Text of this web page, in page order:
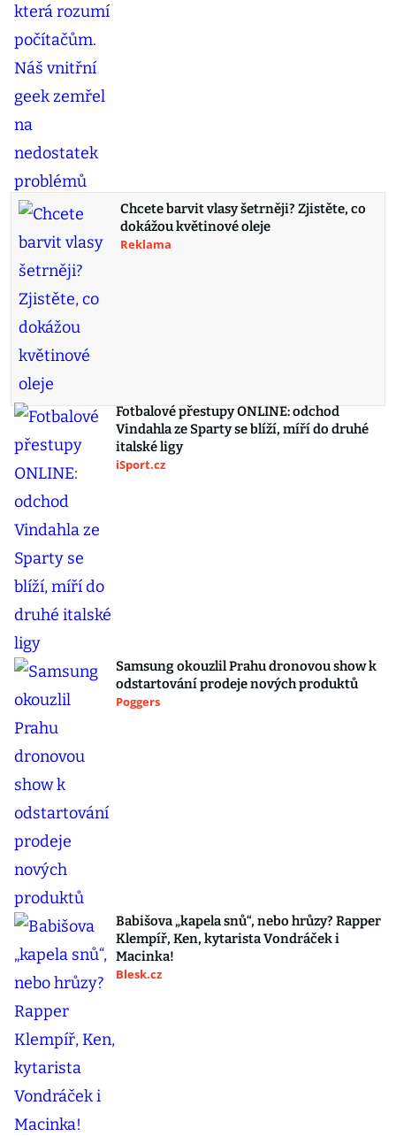
Chcete barvit vlasy šetrněji? Zjistěte, co
dokážou květinové oleje
Reklama
Fotbalové přestupy ONLINE: odchod
Vindahla ze Sparty se blíží, míří do druhé
italské ligy
iSport.cz
Samsung okouzlil Prahu dronovou show k
odstartování prodeje nových produktů
Poggers
Babišova „kapela snů“, nebo hrůzy? Rapper
Klempíř, Ken, kytarista Vondráček i
Macinka!
Blesk.cz